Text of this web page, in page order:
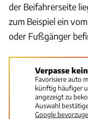
der Beifahrerseite
zum Beispiel ein
oder Fußgänger
Verpasse
Favorisiere auto
künftig häufiger
angezeigt zu
Auswahl
Google